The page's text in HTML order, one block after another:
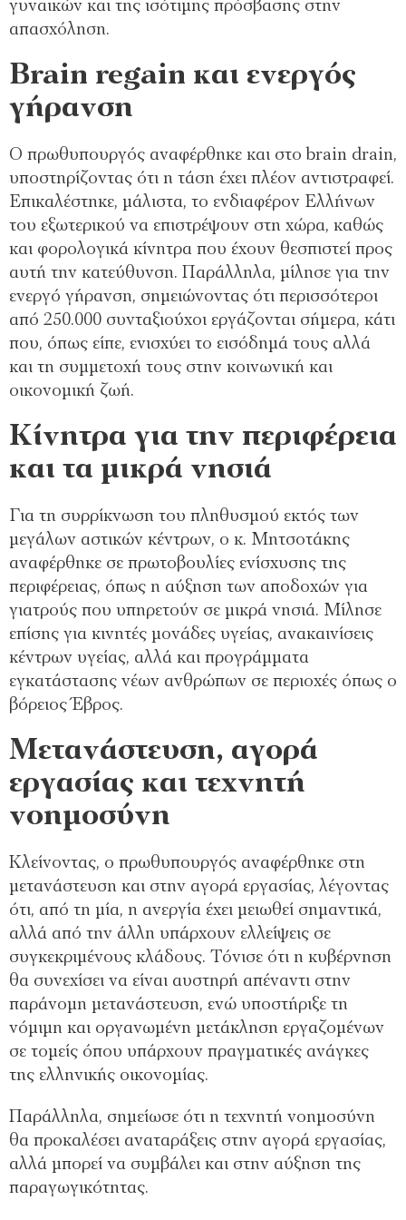
γυναικών και της ισότιμης πρόσβασης στην
απασχόληση.
Brain regain και ενεργός
γήρανση
Ο πρωθυπουργός αναφέρθηκε και στο brain drain,
υποστηρίζοντας ότι η τάση έχει πλέον αντιστραφεί.
Επικαλέστηκε, μάλιστα, το ενδιαφέρον Ελλήνων
του εξωτερικού να επιστρέψουν στη χώρα, καθώς
και φορολογικά κίνητρα που έχουν θεσπιστεί προς
αυτή την κατεύθυνση. Παράλληλα, μίλησε για την
ενεργό γήρανση, σημειώνοντας ότι περισσότεροι
από 250.000 συνταξιούχοι εργάζονται σήμερα, κάτι
που, όπως είπε, ενισχύει το εισόδημά τους αλλά
και τη συμμετοχή τους στην κοινωνική και
οικονομική ζωή.
Κίνητρα για την περιφέρεια
και τα μικρά νησιά
Για τη συρρίκνωση του πληθυσμού εκτός των
μεγάλων αστικών κέντρων, ο κ. Μητσοτάκης
αναφέρθηκε σε πρωτοβουλίες ενίσχυσης της
περιφέρειας, όπως η αύξηση των αποδοχών για
γιατρούς που υπηρετούν σε μικρά νησιά. Μίλησε
επίσης για κινητές μονάδες υγείας, ανακαινίσεις
κέντρων υγείας, αλλά και προγράμματα
εγκατάστασης νέων ανθρώπων σε περιοχές όπως ο
βόρειος Έβρος.
Μετανάστευση, αγορά
εργασίας και τεχνητή
νοημοσύνη
Κλείνοντας, ο πρωθυπουργός αναφέρθηκε στη
μετανάστευση και στην αγορά εργασίας, λέγοντας
ότι, από τη μία, η ανεργία έχει μειωθεί σημαντικά,
αλλά από την άλλη υπάρχουν ελλείψεις σε
συγκεκριμένους κλάδους. Τόνισε ότι η κυβέρνηση
θα συνεχίσει να είναι αυστηρή απέναντι στην
παράνομη μετανάστευση, ενώ υποστήριξε τη
νόμιμη και οργανωμένη μετάκληση εργαζομένων
σε τομείς όπου υπάρχουν πραγματικές ανάγκες
της ελληνικής οικονομίας.
Παράλληλα, σημείωσε ότι η τεχνητή νοημοσύνη
θα προκαλέσει αναταράξεις στην αγορά εργασίας,
αλλά μπορεί να συμβάλει και στην αύξηση της
παραγωγικότητας.